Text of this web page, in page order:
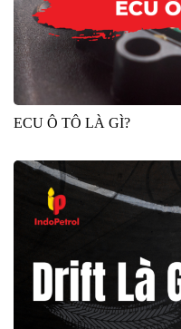
ECU Ô TÔ LÀ GÌ?